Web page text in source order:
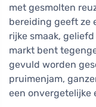
met gesmolten
bereiding geeft ze
rijke smaak,
markt bent
gevuld worden
pruimenjam,
een onvergetelijke